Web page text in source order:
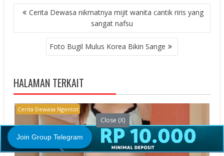
POST
NAVIGATION
Cerita Dewasa nikmatnya mijit wanita cantik riris yang
sangat nafsu
Foto Bugil Mulus Korea Bikin Sange
HALAMAN TERKAIT
Cerita Dewasa Ngentot
Close (X)
Join Group Telegram